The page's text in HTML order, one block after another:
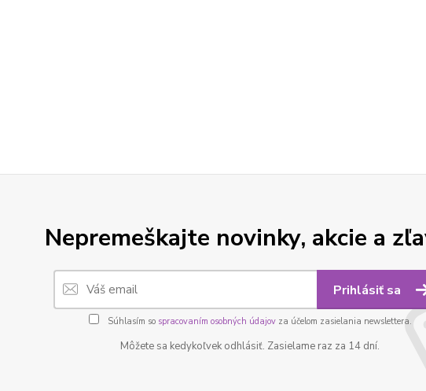
Nepremeškajte novinky, akcie a
Prihlásiť sa
Súhlasím so spracovaním osobných údajovza účelom zasielania newslettera.
Môžete sa kedykoľvek odhlásiť. Zasielame raz za 14 dní.